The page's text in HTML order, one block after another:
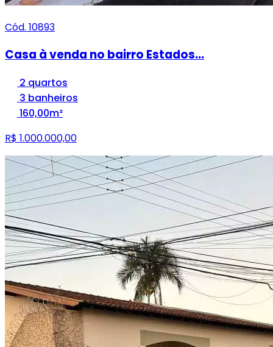
Cód. 10893
Casa à venda no bairro Estados...
2 quartos
3 banheiros
160,00m²
R$ 1.000.000,00